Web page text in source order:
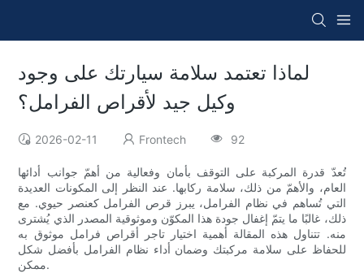
لماذا تعتمد سلامة سيارتك على وجود
وكيل جيد لأقراص الفرامل؟
2026-02-11 Frontech 92
تُعدّ قدرة المركبة على التوقف بأمان وفعالية من أهمّ جوانب أدائها
العام، والأهمّ من ذلك، سلامة ركابها. عند النظر إلى المكونات العديدة
التي تُساهم في نظام الفرامل، يبرز قرص الفرامل كعنصر حيوي. مع
ذلك، غالبًا ما يتمّ إغفال جودة هذا المكوّن وموثوقية المصدر الذي يُشترى
منه. تتناول هذه المقالة أهمية اختيار تاجر أقراص فرامل موثوق به
للحفاظ على سلامة مركبتك وضمان أداء نظام الفرامل بأفضل شكل
ممكن.